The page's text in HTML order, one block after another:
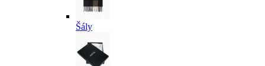
Šály